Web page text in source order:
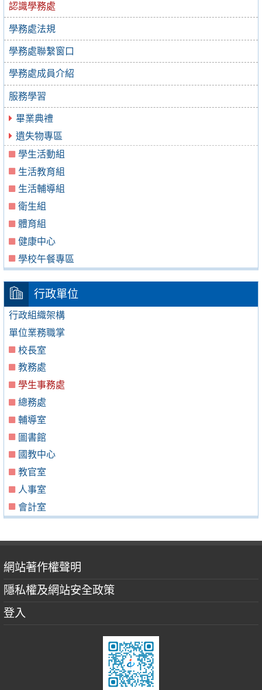
認識學務處
學務處法規
學務處聯繫窗口
學務處成員介紹
服務學習
畢業典禮
遺失物專區
學生活動組
生活教育組
生活輔導組
衛生組
體育組
健康中心
學校午餐專區
行政單位
行政組織架構
單位業務職掌
校長室
教務處
學生事務處
總務處
輔導室
圖書館
國教中心
教官室
人事室
會計室
網站著作權聲明
隱私權及網站安全政策
登入